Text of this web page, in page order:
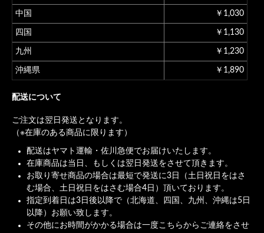
中国 ￥1,030
四国 ￥1,130
九州 ￥1,230
沖縄県 ￥1,890
配送について
ご注文は翌日発送となります。
（※在庫のある商品に限ります）
配送はヤマト運輸・佐川急便でお届けいたします。
在庫商品は当日、もしくは翌日発送をさせて頂きます。
お取り寄せ商品の場合は最短で発送に3日（土日祝日をはさ
む場合、土日祝日をはさむ場合4日）頂いております。
指定到着日は3日後以降で（北海道、四国、九州、沖縄は5日
以降）お願い致します。
その他にお時間がかかる場合は一度こちらからご連絡をさせ